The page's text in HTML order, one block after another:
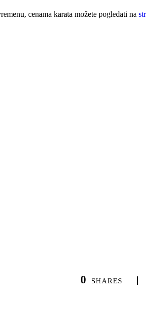
cenama karata možete pogledati na
0 SHARES